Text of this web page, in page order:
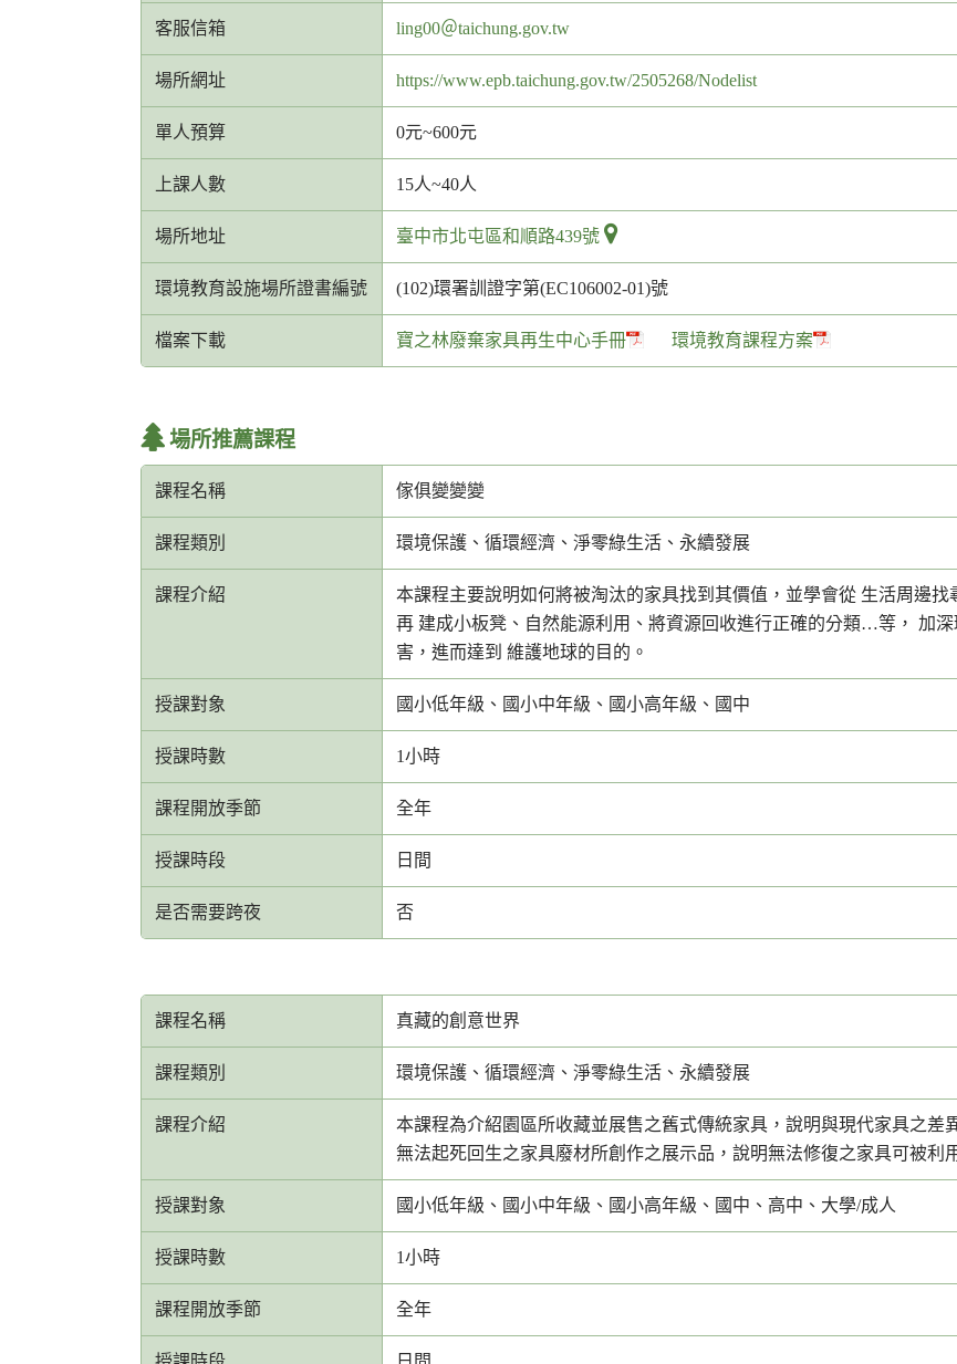
客服信箱
客
服
信
箱
網
ling00＠taichung.gov.tw
場所網址 https://www.epb.taichung.gov.tw/2505268/Nodelist
單人預算 0元~600元
上課人數 15人~40人
場所地址 臺中市北屯區和順路439號
環境教育設施場所證書編號 (102)環署訓證字第(EC106002-01)號
檔案下載 寶之林廢棄家具再生中心手冊 環境教育課程方案
場所推薦課程
課程名稱 傢俱變變變
課程類別 環境保護、循環經濟、淨零綠生活、永續發展
課程介紹
本課程主要說明如何將被淘汰的家具找到其價值，並學會從 生活周邊
再 建成小板凳、自然能源利用、將資源回收進行正確的分類…等， 加
害，進而達到 維護地球的目的。
授課對象 國小低年級、國小中年級、國小高年級、國中
授課時數 1小時
課程開放季節 全年
授課時段 日間
是否需要跨夜 否
課程名稱 真藏的創意世界
課程類別 環境保護、循環經濟、淨零綠生活、永續發展
課程介紹
本課程為介紹園區所收藏並展售之舊式傳統家具，說明與現代家具之差
無法起死回生之家具廢材所創作之展示品，說明無法修復之家具可被利
授課對象 國小低年級、國小中年級、國小高年級、國中、高中、大學/成人
授課時數 1小時
課程開放季節 全年